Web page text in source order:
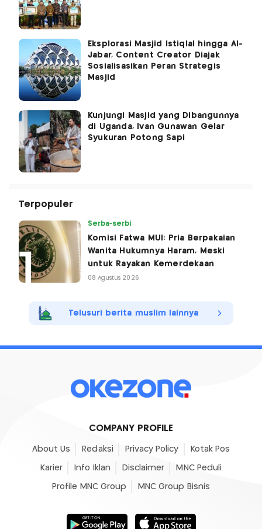
Eksplorasi Masjid Istiqlal hingga Al-
Jabar, Content Creator Diajak
Sosialisasikan Peran Strategis
Masjid
Kunjungi Masjid yang Dibangunnya
di Uganda, Ivan Gunawan Gelar
Syukuran Potong Sapi
Terpopuler
Serba-serbi
Komisi Fatwa MUI: Pria Berpakaian
Wanita Hukumnya Haram, Meski
untuk Rayakan Kemerdekaan
08 Agustus 2026
Telusuri berita muslim lainnya